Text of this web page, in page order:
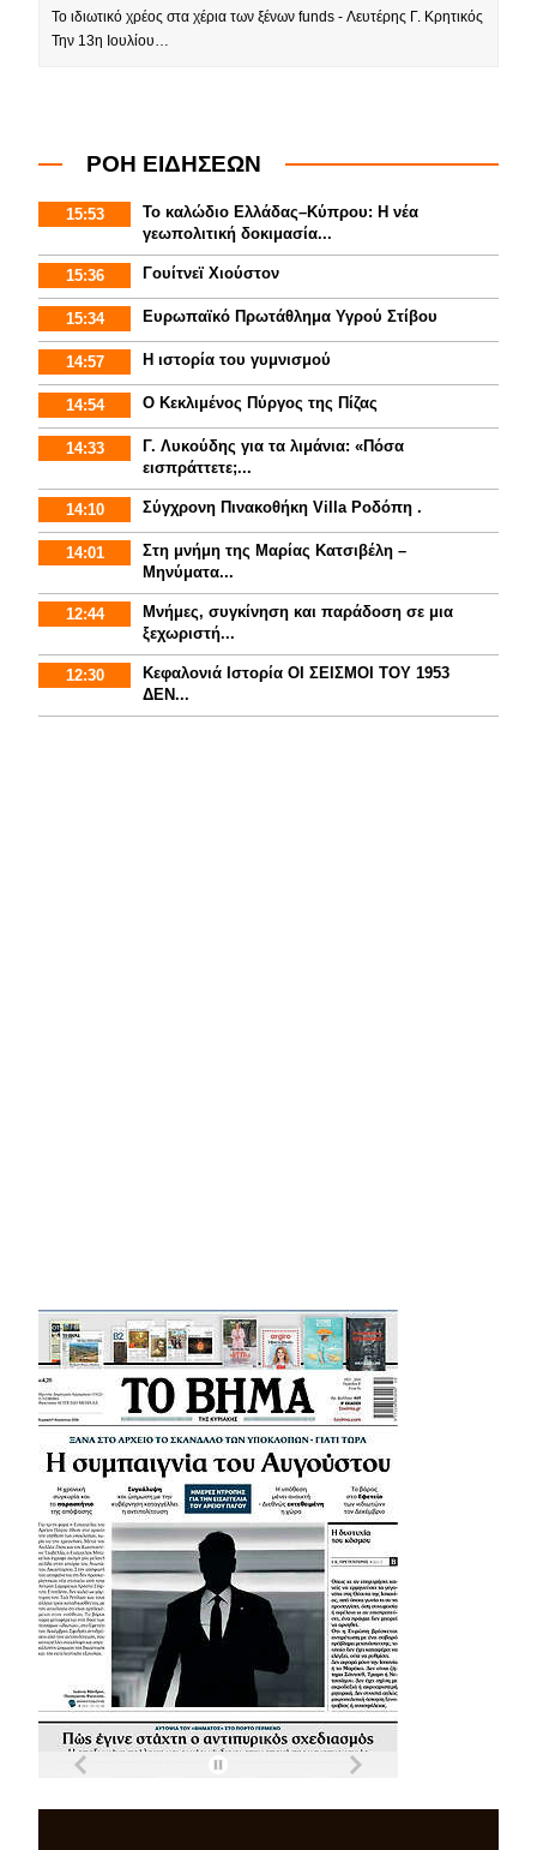
Το ιδιωτικό χρέος στα χέρια των ξένων funds - Λευτέρης Γ. Κρητικός
Την 13η Ιουλίου…
ΡΟΗ ΕΙΔΗΣΕΩΝ
15:53
Το καλώδιο Ελλάδας–Κύπρου: Η νέα
γεωπολιτική δοκιμασία...
15:36 Γουίτνεϊ Χιούστον
15:34 Ευρωπαϊκό Πρωτάθλημα Υγρού Στίβου
14:57 Η ιστορία του γυμνισμoύ
14:54 Ο Κεκλιμένος Πύργος της Πίζας
14:33
Γ. Λυκούδης για τα λιμάνια: «Πόσα
εισπράττετε;...
14:10 Σύγχρονη Πινακοθήκη Villa Ροδόπη .
14:01
Στη μνήμη της Μαρίας Κατσιβέλη –
Μηνύματα...
12:44
Μνήμες, συγκίνηση και παράδοση σε μια
ξεχωριστή...
12:30
Κεφαλονιά Ιστορία ΟΙ ΣΕΙΣΜΟΙ ΤΟΥ 1953
ΔΕΝ...